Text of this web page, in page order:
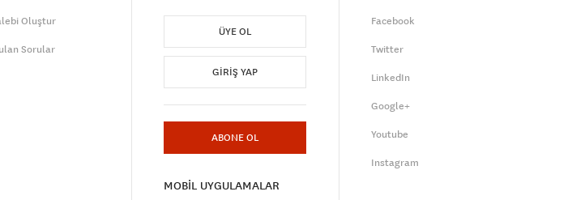
Oluştur
Sorular
ÜYE OL
GIRIŞ YAP
ABONE OL
MOBİL UYGULAMALAR
Facebook
Twitter
LinkedIn
Google+
Youtube
Instagram